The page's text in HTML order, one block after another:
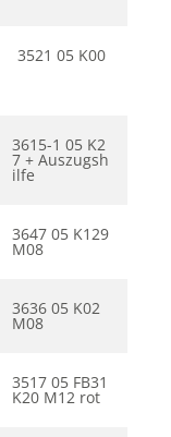
3521 05 K00
3615-1 05 K2
7 + Auszugsh
ilfe
3647 05 K129
M08
3636 05 K02
M08
3517 05 FB31
K20 M12 rot